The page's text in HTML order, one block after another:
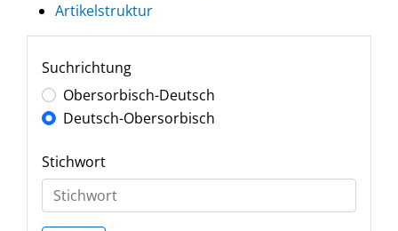
Artikelstruktur
Suchrichtung
Obersorbisch-Deutsch
Deutsch-Obersorbisch
Stichwort